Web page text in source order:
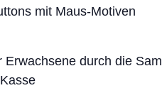
mit Maus-Motiven
Erwachsene durch die